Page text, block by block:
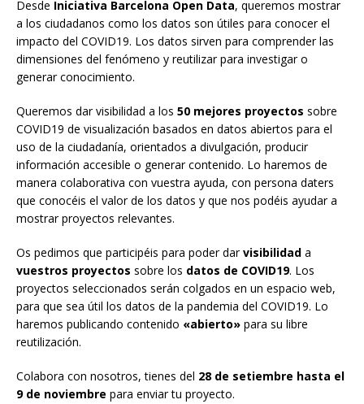
Desde Iniciativa Barcelona Open Data, queremos mostrar
a los ciudadanos como los datos son útiles para conocer el
impacto del COVID19. Los datos sirven para comprender las
dimensiones del fenómeno y reutilizar para investigar o
generar conocimiento.
Queremos dar visibilidad a los 50 mejores proyectos sobre
COVID19 de visualización basados en datos abiertos para el
uso de la ciudadanía, orientados a divulgación, producir
información accesible o generar contenido. Lo haremos de
manera colaborativa con vuestra ayuda, con persona daters
que conocéis el valor de los datos y que nos podéis ayudar a
mostrar proyectos relevantes.
Os pedimos que participéis para poder darvisibilidad a
vuestros proyectos sobre los datos de COVID19. Los
proyectos seleccionados serán colgados en un espacio web,
para que sea útil los datos de la pandemia del COVID19. Lo
haremos publicando contenido «abierto» para su libre
reutilización.
Colabora con nosotros, tienes del 28 de setiembre hasta el
9 de noviembre para enviar tu proyecto.